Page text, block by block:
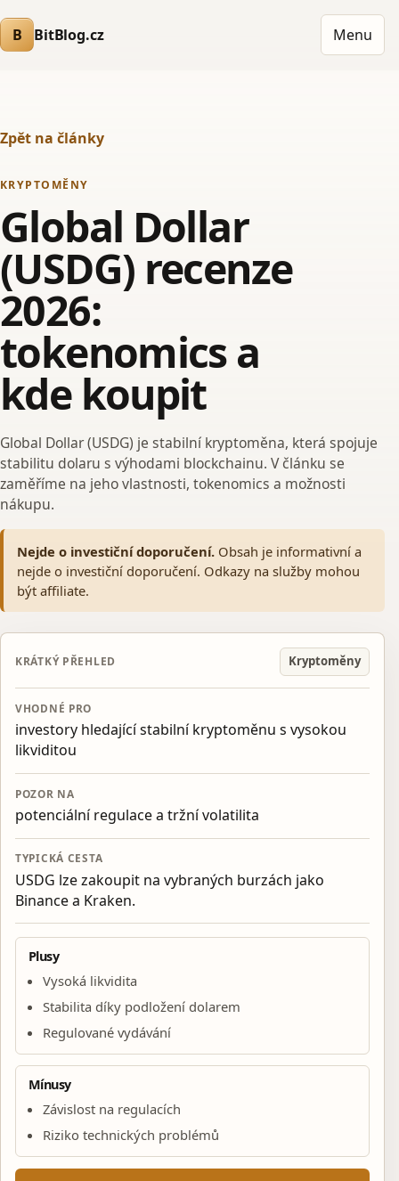
B BitBlog.cz Menu
Zpět na články
KRYPTOMĚNY
Global Dollar
(USDG) recenze
2026:
tokenomics a
kde koupit
Global Dollar (USDG) je stabilní kryptoměna, která spojuje
stabilitu dolaru s výhodami blockchainu. V článku se
zaměříme na jeho vlastnosti, tokenomics a možnosti
nákupu.
Nejde o investiční doporučení. Obsah je informativní a
nejde o investiční doporučení. Odkazy na služby mohou
být affiliate.
KRÁTKÝ PŘEHLED Kryptoměny
VHODNÉ PRO
investory hledající stabilní kryptoměnu s vysokou
likviditou
POZOR NA
potenciální regulace a tržní volatilita
TYPICKÁ CESTA
USDG lze zakoupit na vybraných burzách jako
Binance a Kraken.
Plusy
Vysoká likvidita
Stabilita díky podložení dolarem
Regulované vydávání
Mínusy
Závislost na regulacích
Riziko technických problémů